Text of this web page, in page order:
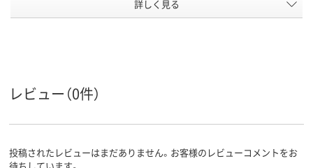
ホワイト系 ホワイト系
アスクル
商品環境
詳しく見る
レビュー（0件）
投稿されたレビューはまだありません。お客様のレビューコメントをお